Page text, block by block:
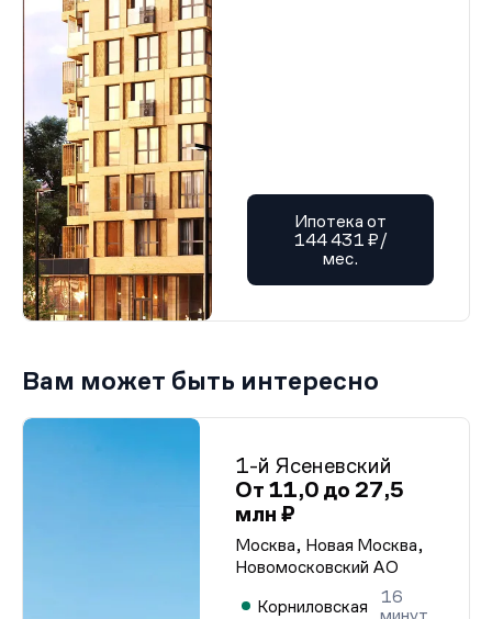
Ипотека от
144 431 ₽/
мес.
Вам может быть интересно
1-й Ясеневский
От 11,0 до 27,5
млн ₽
Москва, Новая Москва,
Новомосковский АО
Корниловская
16
минут